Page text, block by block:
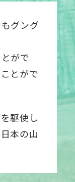
グング
がで
とがで
駆使し
本の山